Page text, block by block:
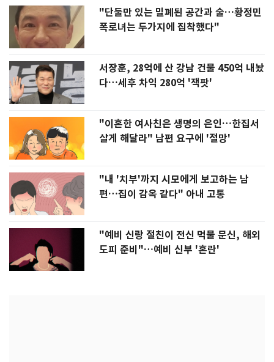
"단둘만 있는 밀폐된 공간과 술…황정민
폭로녀는 두가지에 집착했다"
서장훈, 28억에 산 강남 건물 450억 내놨
다…세후 차익 280억 '잭팟'
"이혼한 여사친은 생명의 은인…한집서
살게 해달라" 남편 요구에 '절망'
"내 '치부'까지 시모에게 보고하는 남
편…집이 감옥 같다" 아내 고통
"예비 신랑 절친이 전신 먹물 문신, 해외
도피 준비"…예비 신부 '혼란'